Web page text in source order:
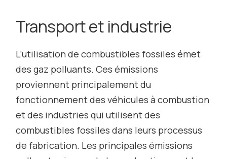
Transport et industrie
L’utilisation de combustibles fossiles émet
des gaz polluants. Ces émissions
proviennent principalement du
fonctionnement des véhicules à combustion
et des industries qui utilisent des
combustibles fossiles dans leurs processus
de fabrication. Les principales émissions